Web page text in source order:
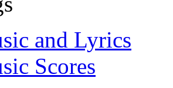
and Lyrics
Scores